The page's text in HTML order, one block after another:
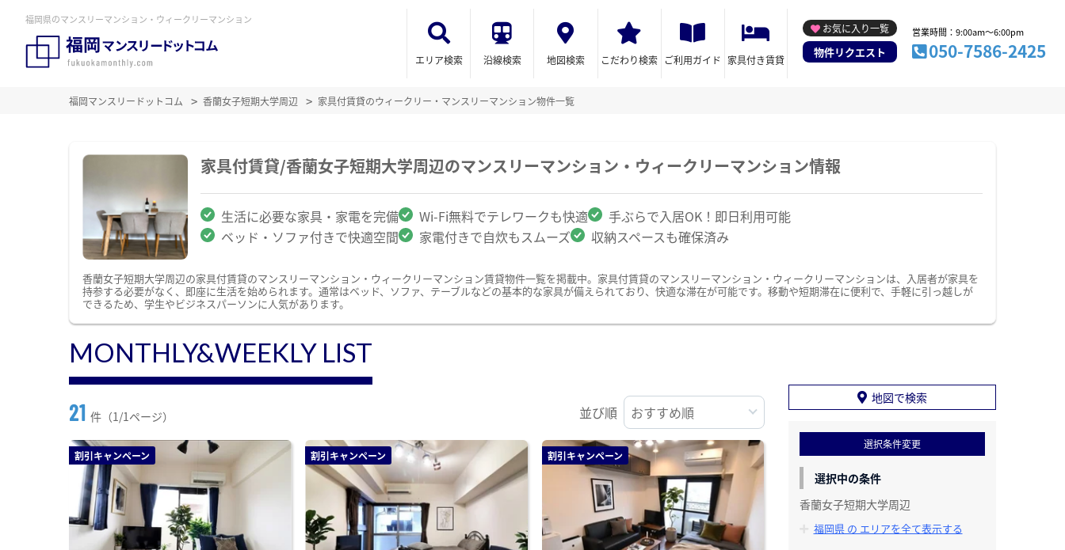
福岡県のマンスリーマンション・ウィークリーマンション
エリア検索 沿線検索 地図検索 こだわり検索 ご利用ガイド 家具付き賃貸
お気に入り一覧
物件リクエスト
営業時間：9:00am～6:00pm
050-7586-2425
福岡マンスリードットコム 香蘭女子短期大学周辺 家具付賃貸のウィークリー・マンスリーマンション物件一覧
家具付賃貸/香蘭女子短期大学周辺のマンスリーマンション・ウィークリーマンション情報
生活に必要な家具・家電を完備 Wi-Fi無料でテレワークも快適
手ぶらで入居OK！即日利用可能
ベッド・ソファ付きで快適空間
家電付きで自炊もスムーズ 収納スペースも確保済み
香蘭女子短期大学周辺の家具付賃貸のマンスリーマンション・ウィークリーマンション賃貸物件一覧を掲載中。家具付賃貸のマンスリーマンション・ウィークリーマンションは、入居者が家具を
持参する必要がなく、即座に生活を始められます。通常はベッド、ソファ、テーブルなどの基本的な家具が備えられており、快適な滞在が可能です。移動や短期滞在に便利で、手軽に引っ越しが
できるため、学生やビジネスパーソンに人気があります。
MONTHLY&WEEKLY LIST
21 件（1/1ページ） 並び順
割引キャンペーン 割引キャンペーン 割引キャンペーン
地図で検索
選択条件変更
選択中の条件
香蘭女子短期大学周辺
福岡県 の エリアを全て表示する